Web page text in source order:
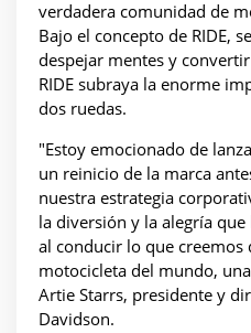
verdadera comunidad de
Bajo el concepto de RIDE,
despejar mentes y
RIDE subraya la enorme
dos ruedas.
"Estoy emocionado de
un reinicio de la marca
nuestra estrategia
la diversión y la alegría
al conducir lo que creemos
motocicleta del mundo,
Artie Starrs, presidente y
Davidson.